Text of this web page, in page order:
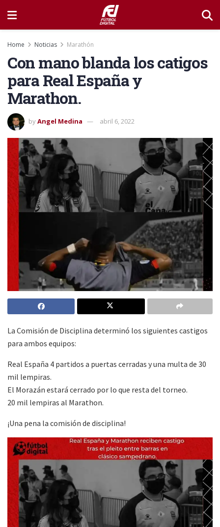
Home Noticias Marathón
Con mano blanda los catigos
para Real España y
Marathon.
byAngel Medina abril 6, 2022
La Comisión de Disciplina determinó los siguientes castigos
para ambos equipos:
Real España 4 partidos a puertas cerradas y una multa de 30
mil lempiras.
El Morazán estará cerrado por lo que resta del torneo.
20 mil lempiras al Marathon.
¡Una pena la comisión de disciplina!